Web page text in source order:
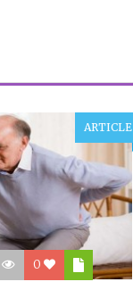
ARTICLE
0